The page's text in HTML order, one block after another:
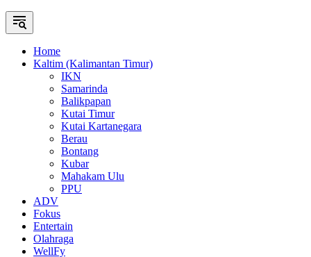
Home
Kaltim (Kalimantan Timur)
IKN
Samarinda
Balikpapan
Kutai Timur
Kutai Kartanegara
Berau
Bontang
Kubar
Mahakam Ulu
PPU
ADV
Fokus
Entertain
Olahraga
WellFy